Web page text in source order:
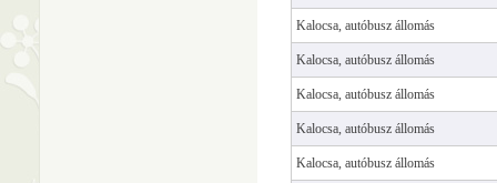
Kalocsa, autóbusz állomás
Kalocsa, autóbusz állomás
Kalocsa, autóbusz állomás
Kalocsa, autóbusz állomás
Kalocsa, autóbusz állomás